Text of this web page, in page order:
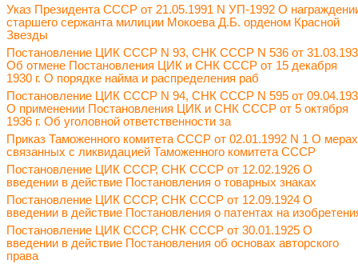
Указ Президента СССР от 21.05.1991 N УП-1992 О
старшего сержанта милиции Мокоева Д.Б. орденом Красной
Звезды
Постановление ЦИК СССР N 93, СНК СССР N 536 от
Об отмене Постановления ЦИК и СНК СССР от 15 декабря
1930 г. О порядке найма и распределения раб
Постановление ЦИК СССР N 94, СНК СССР N 595 от
О применении Постановления ЦИК и СНК СССР от 5 октября
1936 г. Об уголовной ответственности за
Приказ Таможенного комитета СССР от 02.01.1992 N 1 О
связанных с ликвидацией Таможенного комитета СССР
Постановление ЦИК СССР, СНК СССР от 12.02.1926 О
введении в действие Постановления о товарных знаках
Постановление ЦИК СССР, СНК СССР от 12.09.1924 О
введении в действие Постановления о патентах на
Постановление ЦИК СССР, СНК СССР от 30.01.1925 О
введении в действие Постановления об основах авторского
права